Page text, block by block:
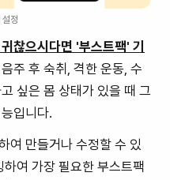
정
찮으시다면 '부스트팩' 기
주 후 숙취, 격한 운동, 수
싶은 몸 상태가 있을 때 그
입니다.
여 만들거나 수정할 수 있
여 가장 필요한 부스트팩